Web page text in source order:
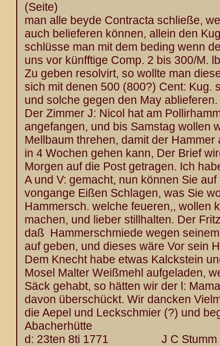
(Seite)
man alle beyde Contracta schließe,
auch belieferen können, allein den
schlüsse man mit dem beding wenn
uns vor künfftige Comp. 2 bis 300/M.
Zu geben resolvirt, so wollte man
sich mit denen 500 (800?) Cent: Kug.
und solche gegen den May ablieferen.
Der Zimmer J: Nicol hat am
angefangen, und bis Samstag wollen
Mellbaum threhen, damit der Hammer
in 4 Wochen gehen kann, Der Brief
Morgen auf die Post getragen. Ich
A und V: gemacht, nun können Sie
vongange Eißen Schlagen, was Sie
Hammersch. welche feueren,, wollen
machen, und lieber stillhalten. Der
daß Hammerschmiede wegen
auf geben, und dieses wäre Vor sein
Dem Knecht habe etwas Kalckstein
Mosel Malter Weißmehl aufgeladen,
Säck gehabt, so hätten wir der l:
davon überschückt. Wir dancken
die Aepel und Leckschmier (?) und
Abacherhütte
d: 23ten 8ti 1771 J C Stumm